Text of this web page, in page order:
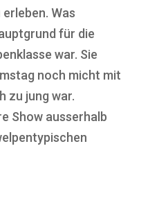
Was
für die
war. Sie
noch micht mit
zu jung war.
Show ausserhalb